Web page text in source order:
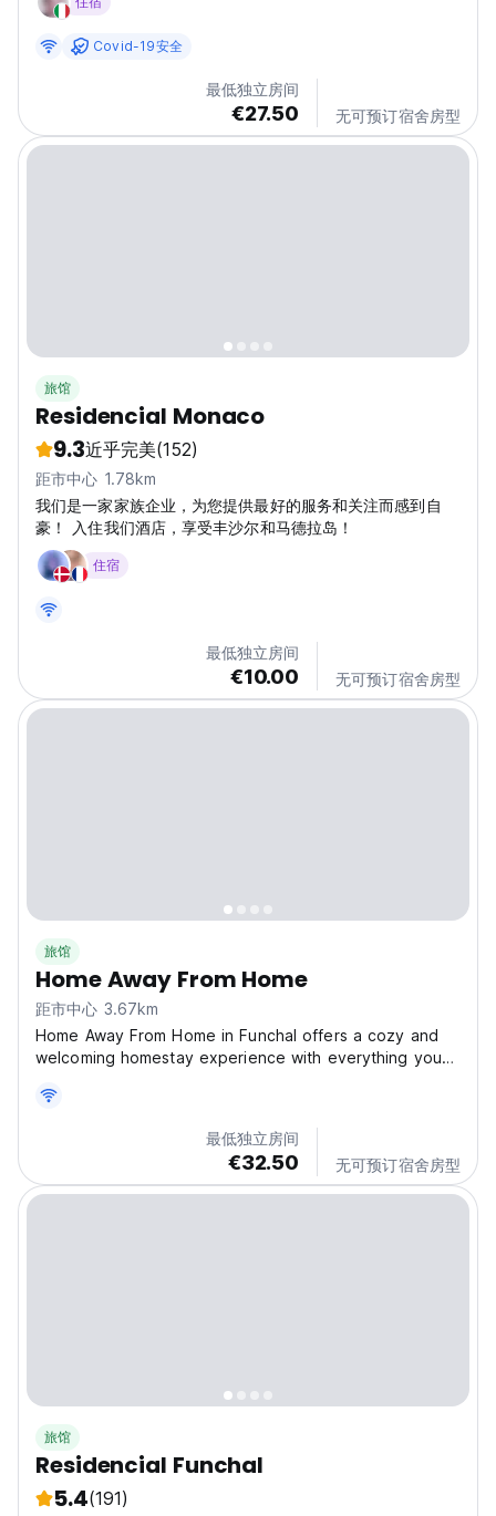
language)
Covid-19安全
最低独立房间
€27.50 无可预订宿舍房型
旅馆
Residencial Monaco
9.3近乎完美(152)
距市中心 1.78km
我们是一家家族企业，为您提供最好的服务和关注而感到自
豪！ 入住我们酒店，享受丰沙尔和马德拉岛！
住宿
最低独立房间
€10.00 无可预订宿舍房型
旅馆
Home Away From Home
距市中心 3.67km
Home Away From Home in Funchal offers a cozy and
welcoming homestay experience with everything you
throughout the property, ensuring you stay connected
during your visit. Free luggage storage is available...
最低独立房间
€32.50 无可预订宿舍房型
旅馆
Residencial Funchal
5.4(191)